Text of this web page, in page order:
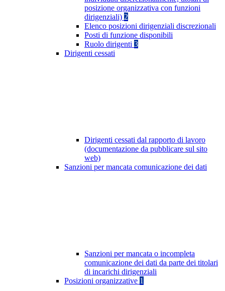
posizione organizzativa con funzioni
dirigenziali) 2
Elenco posizioni dirigenziali discrezionali
Posti di funzione disponibili
Ruolo dirigenti 3
Dirigenti cessati
Dirigenti cessati dal rapporto di lavoro
(documentazione da pubblicare sul sito
web)
Sanzioni per mancata comunicazione dei dati
Sanzioni per mancata o incompleta
comunicazione dei dati da parte dei titolari
di incarichi dirigenziali
Posizioni organizzative 1